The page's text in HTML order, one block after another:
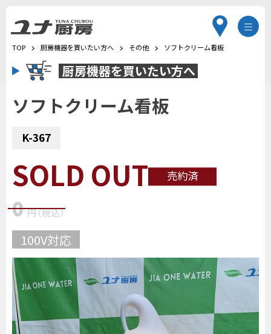
TOP 厨房機器を買いたい方へ その他 ソフトクリーム看板
厨房機器を買いたい方へ
ソフトクリーム看板
K-367
SOLD OUT 売約済
0 円（税込）
100V対応